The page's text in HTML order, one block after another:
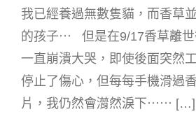
我已經養過無數隻貓，而香草
的孩子⋯ 但是在9/17香草離世
一直崩潰大哭，即使後面突然
停止了傷心，但每每手機滑過
片，我仍然會潸然淚下⋯⋯ […]